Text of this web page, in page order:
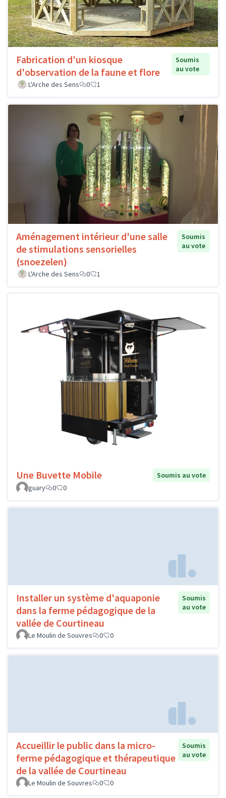
Fabrication d'un kiosque
d'observation de la faune et flore
Soumis
au vote
L'Arche des Sens
0 1
Aménagement intérieur d'une salle
de stimulations sensorielles
(snoezelen)
Soumis
au vote
L'Arche des Sens 0 1
Une Buvette Mobile
Soumis au vote
guary
0 0
Installer un système d'aquaponie
dans la ferme pédagogique de la
vallée de Courtineau
Soumis
au vote
Le Moulin de Souvres 0 0
Accueillir le public dans la micro-
ferme pédagogique et thérapeutique
de la vallée de Courtineau
Soumis
au vote
Le Moulin de Souvres 0 0